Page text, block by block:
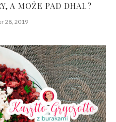
A MOŻE PAD DHAL?
28, 2019